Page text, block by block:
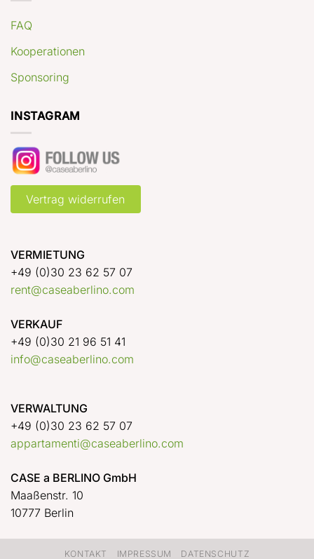
FAQ
Kooperationen
Sponsoring
INSTAGRAM
Vertrag widerrufen
VERMIETUNG
+49 (0)30 23 62 57 07
rent@caseaberlino.com
VERKAUF
+49 (0)30 21 96 51 41
info@caseaberlino.com
VERWALTUNG
+49 (0)30 23 62 57 07
appartamenti@caseaberlino.com
CASE a BERLINO GmbH
Maaßenstr. 10
10777 Berlin
KONTAKT IMPRESSUM DATENSCHUTZ